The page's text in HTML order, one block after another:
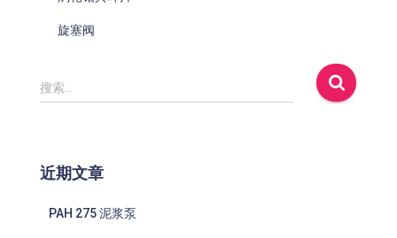
旋塞阀
搜
索
搜索…
近期文章
PAH 275 泥浆泵